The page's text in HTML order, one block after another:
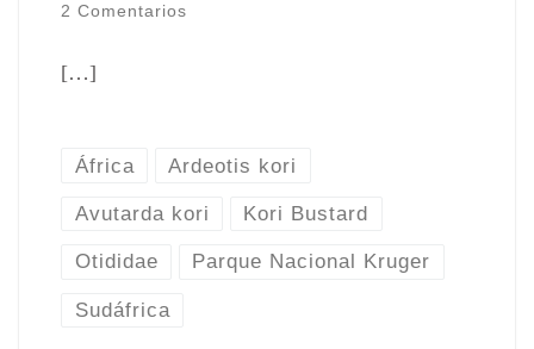
2 Comentarios
[…]
África Ardeotis kori
Avutarda kori Kori Bustard
Otididae Parque Nacional Kruger
Sudáfrica